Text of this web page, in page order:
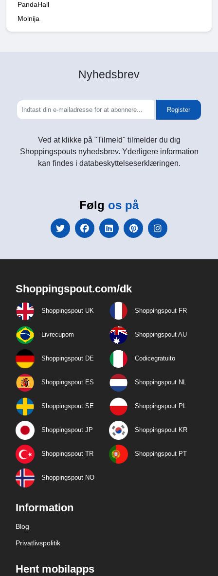
PandaHall
Molnija
Nyhedsbrev
Register
Ved at klikke på "Tilmeld" tilmelder du dig
Shoppingspouts nyhedsbrev. Yderligere information
kan findes i databeskyttelseserklæringen.
Følg os på
Shoppingspout.com/dk
Shoppingspout UK Shoppingspout FR
Livrecupom Shoppingspout AU
Shoppingspout DE Codicegratuito
Shoppingspout ES Shoppingspout NL
Shoppingspout SE Shoppingspout PL
Shoppingspout JP Shoppingspout KR
Shoppingspout TR Shoppingspout PT
Shoppingspout NO
Information
Blog
Privatlivspolitik
Hent mobilapps